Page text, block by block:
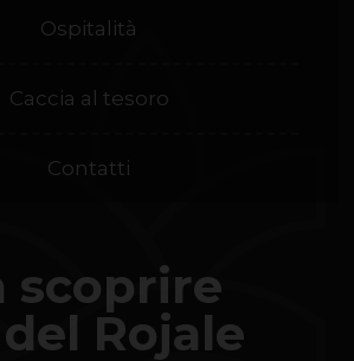
Ospitalità
Caccia al tesoro
Contatti
scoprire
Rojale